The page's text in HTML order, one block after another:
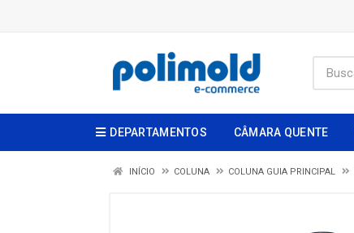
DEPARTAMENTOS CÂMARA QUENTE
INÍCIO COLUNA COLUNA GUIA PRINCIPAL